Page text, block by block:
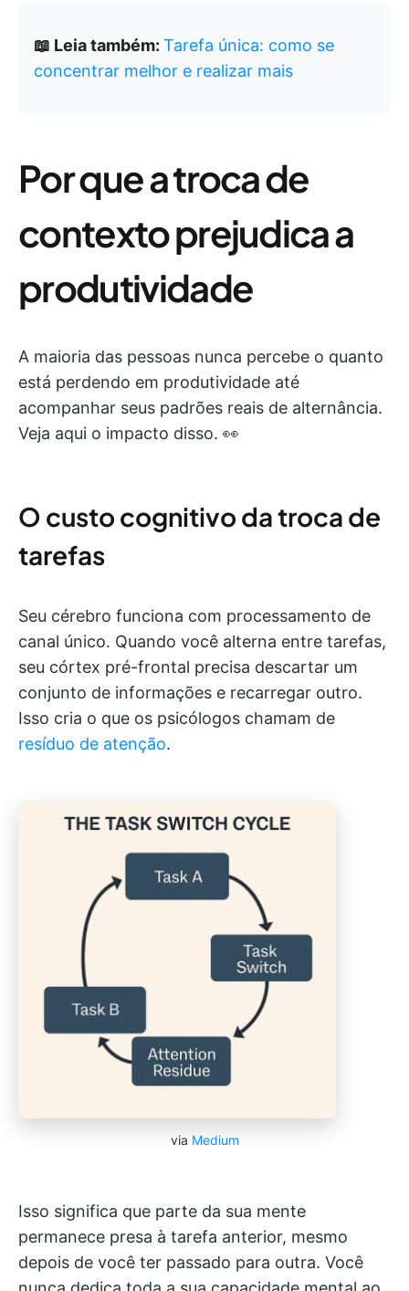
📖 Leia também: Tarefa única: como se
concentrar melhor e realizar mais
Por que a troca de
contexto prejudica a
produtividade
A maioria das pessoas nunca percebe o quanto
está perdendo em produtividade até
acompanhar seus padrões reais de alternância.
Veja aqui o impacto disso. 👀
O custo cognitivo da troca de
tarefas
Seu cérebro funciona com processamento de
canal único. Quando você alterna entre tarefas,
seu córtex pré-frontal precisa descartar um
conjunto de informações e recarregar outro.
Isso cria o que os psicólogos chamam de
resíduo de atenção.
via Medium
Isso significa que parte da sua mente
permanece presa à tarefa anterior, mesmo
depois de você ter passado para outra. Você